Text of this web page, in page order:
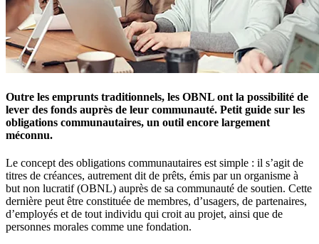
Outre les emprunts traditionnels, les OBNL ont la possibilité de
lever des fonds auprès de leur communauté. Petit guide sur les
obligations communautaires, un outil encore largement
méconnu.
Le concept des obligations communautaires est simple : il s’agit de
titres de créances, autrement dit de prêts, émis par un organisme à
but non lucratif (OBNL) auprès de sa communauté de soutien. Cette
dernière peut être constituée de membres, d’usagers, de partenaires,
d’employés et de tout individu qui croit au projet, ainsi que de
personnes morales comme une fondation.